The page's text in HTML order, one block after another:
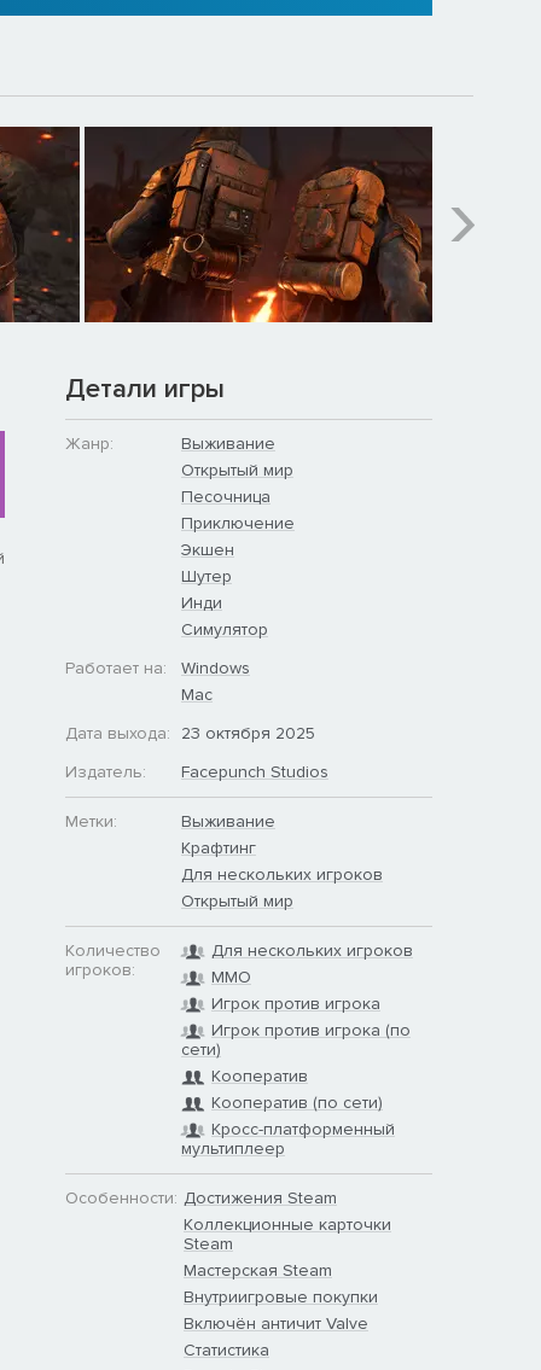
Детали игры
Жанр:
Выживание
Открытый мир
Песочница
Приключение
Экшен
Шутер
Инди
Симулятор
Работает на:
Windows
Mac
Дата выхода:
23 октября 2025
Издатель:
Facepunch Studios
Метки:
Выживание
Крафтинг
Для нескольких игроков
Открытый мир
Количество
игроков:
Для нескольких игроков
MMO
Игрок против игрока
Игрок против игрока (по
сети)
Кооператив
Кооператив (по сети)
Кросс-платформенный
мультиплеер
Особенности: Достижения Steam
Коллекционные карточки
Steam
Мастерская Steam
Внутриигровые покупки
Включён античит Valve
Статистика